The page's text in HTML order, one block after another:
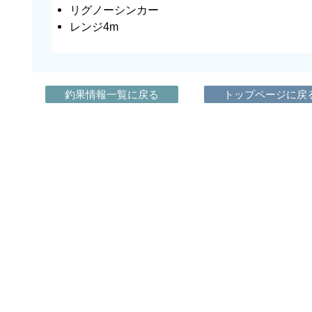
リグノーシンカー
レンジ4m
釣果情報一覧に戻る トップページに戻